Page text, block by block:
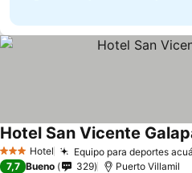
3 Estrellas
Hotel Equipo para deportes
Hotel San Vicente
7,7 Bueno 329 Puerto Villamil